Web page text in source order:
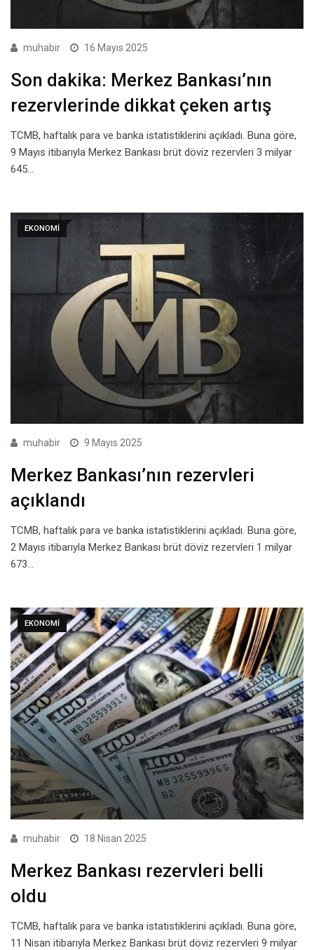
muhabir 16 Mayıs 2025
Son dakika: Merkez Bankası’nın
rezervlerinde dikkat çeken artış
TCMB, haftalık para ve banka istatistiklerini açıkladı. Buna göre,
9 Mayıs itibarıyla Merkez Bankası brüt döviz rezervleri 3 milyar
645…
EKONOMI
muhabir 9 Mayıs 2025
Merkez Bankası’nın rezervleri
açıklandı
TCMB, haftalık para ve banka istatistiklerini açıkladı. Buna göre,
2 Mayıs itibarıyla Merkez Bankası brüt döviz rezervleri 1 milyar
673…
EKONOMI
muhabir 18 Nisan 2025
Merkez Bankası rezervleri belli
oldu
TCMB, haftalık para ve banka istatistiklerini açıkladı. Buna göre,
11 Nisan itibarıyla Merkez Bankası brüt döviz rezervleri 9 milyar